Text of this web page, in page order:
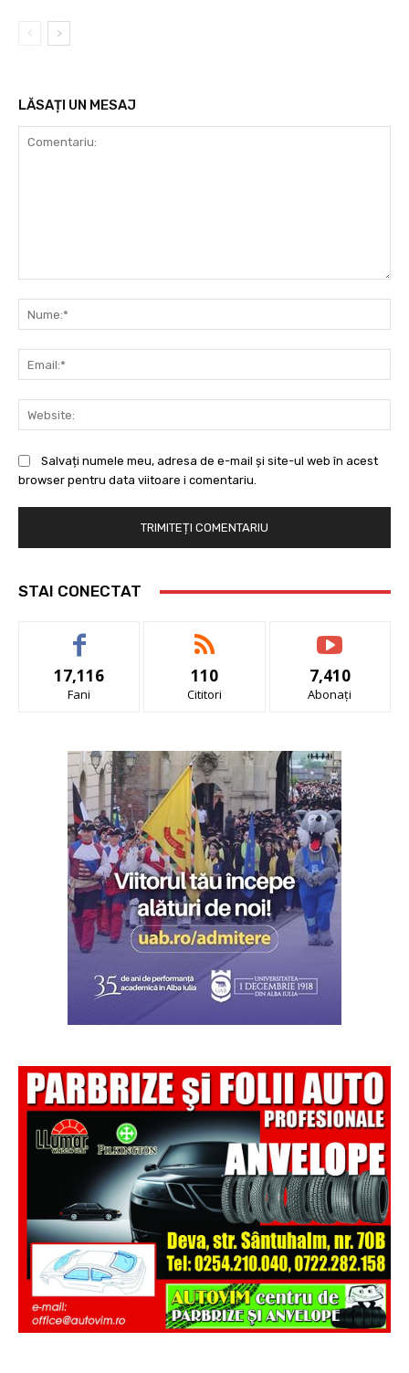
LĂSAȚI UN MESAJ
Salvați numele meu, adresa de e-mail și site-ul web în acest
browser pentru data viitoare i comentariu.
STAI CONECTAT
17,116
Fani
110
Cititori
7,410
Abonați